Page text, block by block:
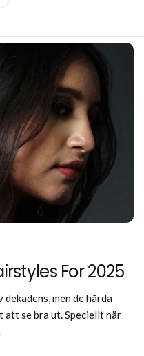
For 2025
men de hårda
se bra ut. Speciellt när